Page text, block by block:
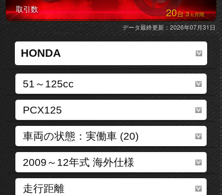
取引数 20台3ヵ月間
データ最終更新：2026年07月31日